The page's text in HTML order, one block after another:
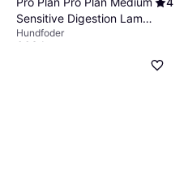
Sensitive Digestion Lamb
14kg
Hundfoder
663 kr